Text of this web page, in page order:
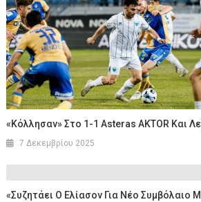
«Κόλλησαν» Στο 1-1 Asteras AKΤΟR Και
7 Δεκεμβρίου 2025
«Συζητάει Ο Ελίασον Για Νέο Συμβόλαιο